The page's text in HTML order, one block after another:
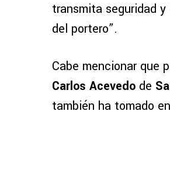
transmita seguridad
del portero”.
Cabe mencionar que
Carlos Acevedo de
también ha tomado